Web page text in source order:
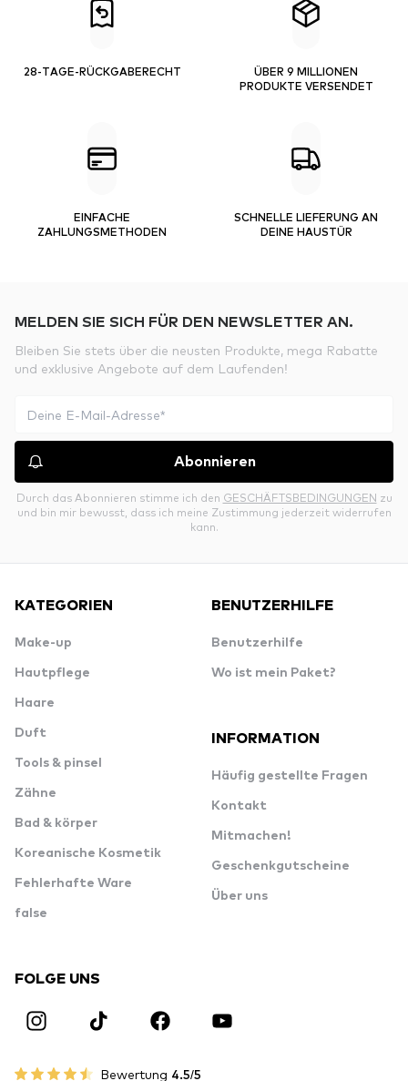
28-TAGE-RÜCKGABERECHT
ÜBER 9 MILLIONEN
PRODUKTE VERSENDET
EINFACHE
ZAHLUNGSMETHODEN
SCHNELLE LIEFERUNG AN
DEINE HAUSTÜR
MELDEN SIE SICH FÜR DEN NEWSLETTER AN.
Bleiben Sie stets über die neusten Produkte, mega Rabatte
und exklusive Angebote auf dem Laufenden!
Abonnieren
Durch das Abonnieren stimme ich den GESCHÄFTSBEDINGUNGEN zu
und bin mir bewusst, dass ich meine Zustimmung jederzeit widerrufen
kann.
KATEGORIEN
Make-up
Hautpflege
Haare
Duft
Tools & pinsel
Zähne
Bad & körper
Koreanische Kosmetik
Fehlerhafte Ware
false
BENUTZERHILFE
Benutzerhilfe
Wo ist mein Paket?
INFORMATION
Häufig gestellte Fragen
Kontakt
Mitmachen!
Geschenkgutscheine
Über uns
FOLGE UNS
Bewertung 4.5/5